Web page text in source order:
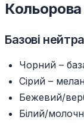
Кольорова
Базові
Чорний –
Сірий –
Бежевий/
Білий/